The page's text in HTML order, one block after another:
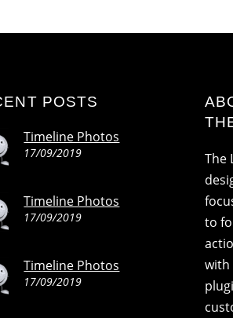
POSTS
Timeline Photos
17/09/2019
Timeline Photos
17/09/2019
Timeline Photos
17/09/2019
The
to
with